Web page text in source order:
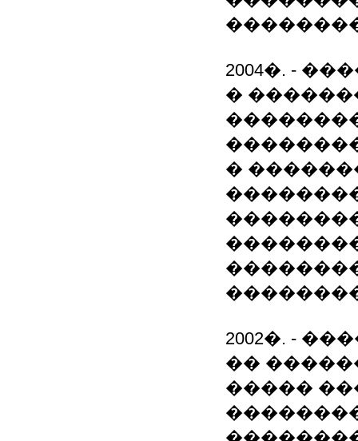
2004�. -
�
�
2002�. -
��
�����